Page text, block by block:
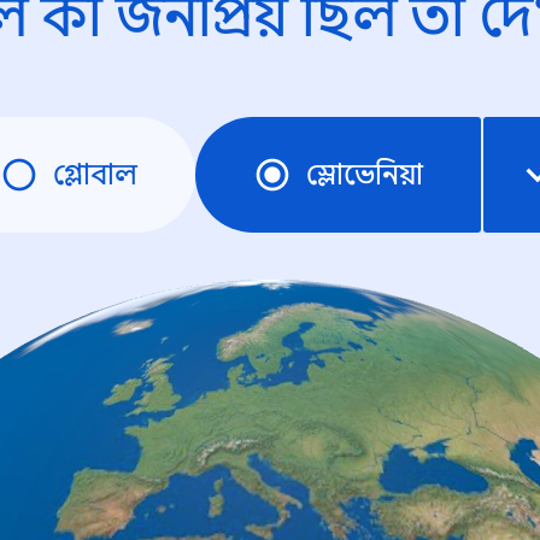
কী জনপ্রিয় ছিল তা
গ্লোবাল স্লোভেনিয়া